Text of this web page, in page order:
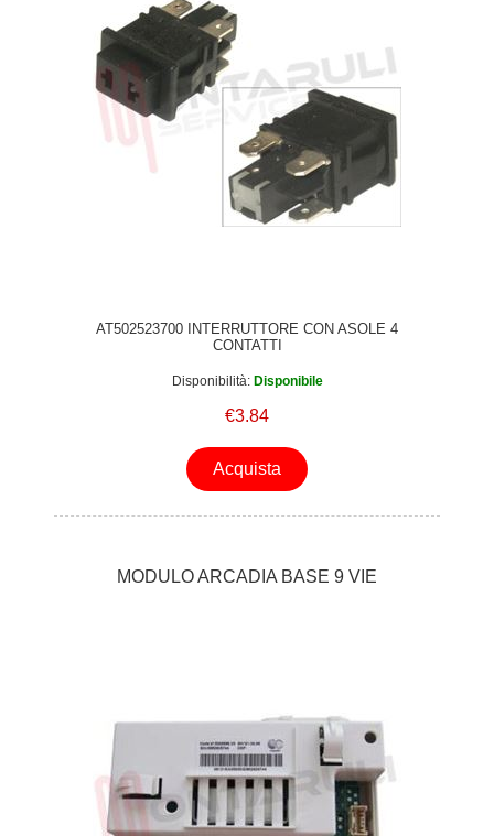
AT502523700 INTERRUTTORE CON ASOLE 4
CONTATTI
Disponibilità: Disponibile
€3.84
Acquista
MODULO ARCADIA BASE 9 VIE